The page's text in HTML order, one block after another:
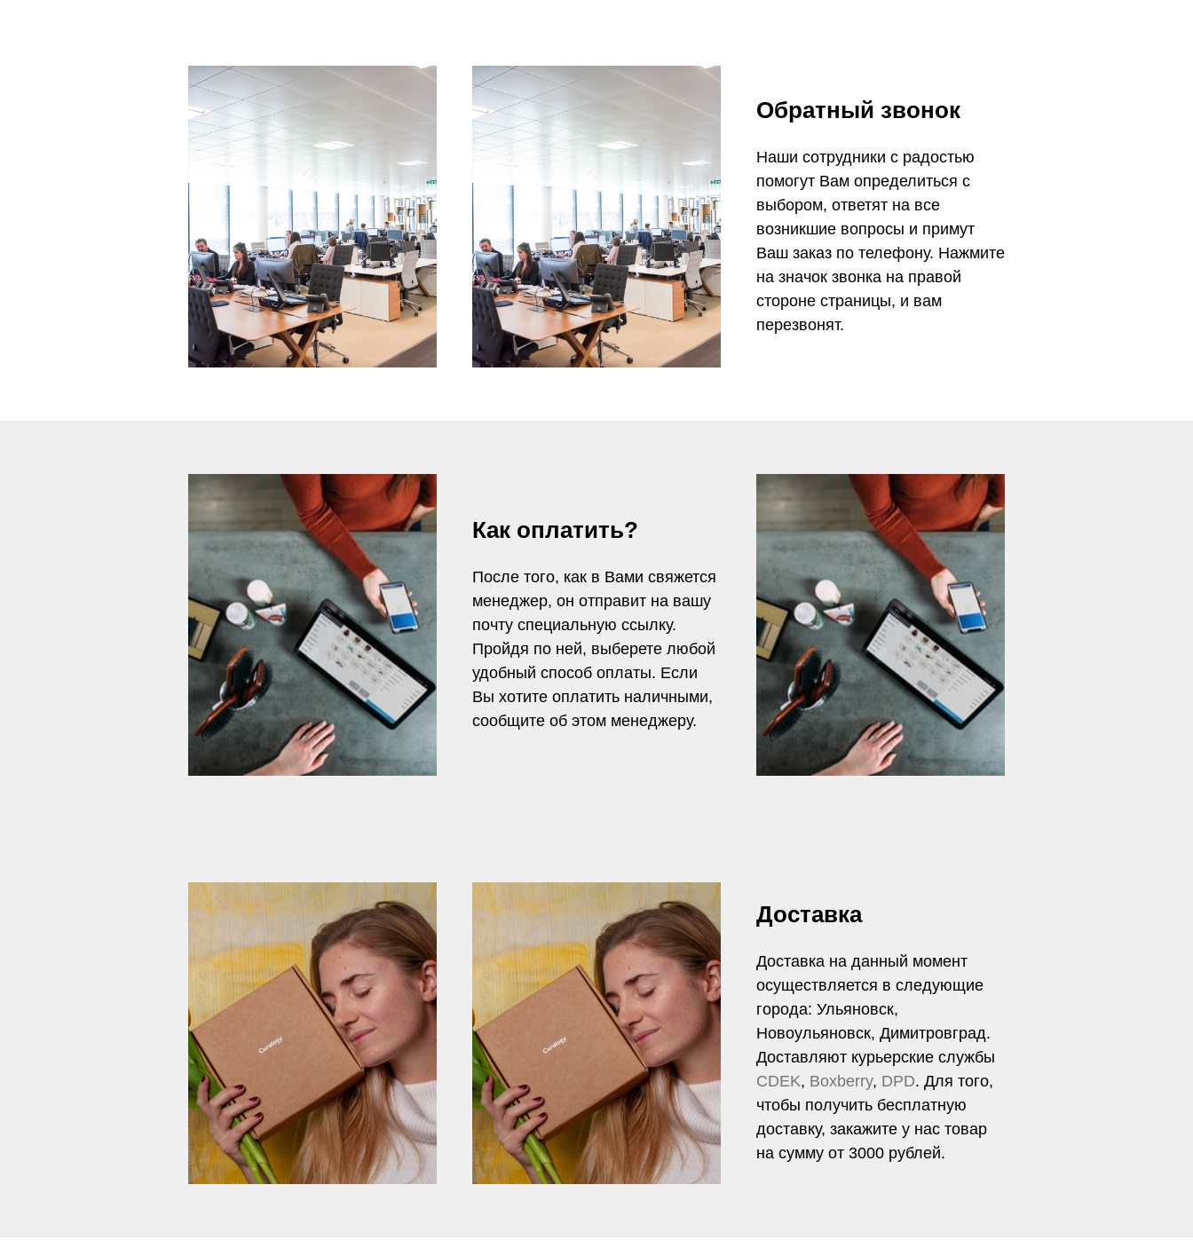
Обратный звонок
Наши сотрудники с радостью
помогут Вам определиться с
выбором, ответят на все
возникшие вопросы и примут
Ваш заказ по телефону. Нажмите
на значок звонка на правой
стороне страницы, и вам
перезвонят.
Как оплатить?
После того, как в Вами свяжется
менеджер, он отправит на вашу
почту специальную ссылку.
Пройдя по ней, выберете любой
удобный способ оплаты. Если
Вы хотите оплатить наличными,
сообщите об этом менеджеру.
Доставка
Доставка на данный момент
осуществляется в следующие
города: Ульяновск,
Новоульяновск, Димитровград.
Доставляют курьерские службы
CDEK, Boxberry, DPD. Для того,
чтобы получить бесплатную
доставку, закажите у нас товар
на сумму от 3000 рублей.